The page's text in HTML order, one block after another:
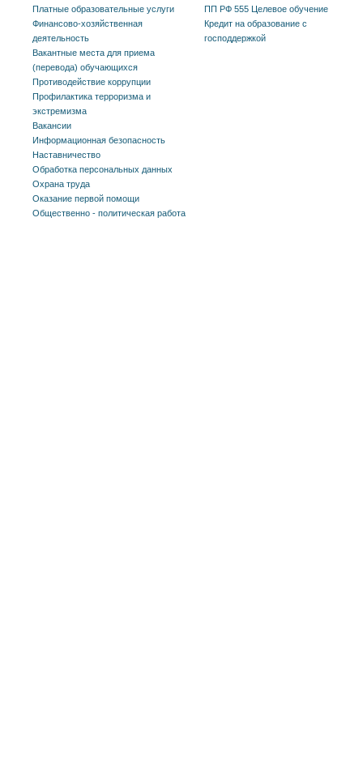
Платные образовательные услуги
Финансово-хозяйственная
деятельность
Вакантные места для приема
(перевода) обучающихся
Противодействие коррупции
Профилактика терроризма и
экстремизма
Вакансии
Информационная безопасность
Наставничество
Обработка персональных данных
Охрана труда
Оказание первой помощи
Общественно - политическая работа
ПП РФ 555 Целевое обучение
Кредит на образование с
господдержкой